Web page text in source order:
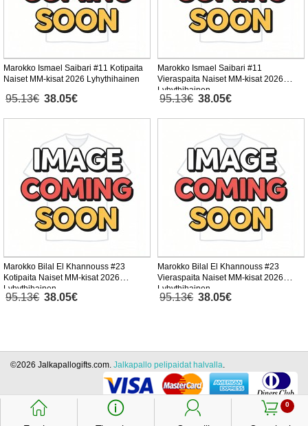
Marokko Ismael Saibari #11 Kotipaita
Naiset MM-kisat 2026 Lyhythihainen
95.13€ 38.05€
Marokko Ismael Saibari #11
Vieraspaita Naiset MM-kisat 2026
Lyhythihainen
95.13€ 38.05€
Marokko Bilal El Khannouss #23
Kotipaita Naiset MM-kisat 2026
Lyhythihainen
95.13€ 38.05€
Marokko Bilal El Khannouss #23
Vieraspaita Naiset MM-kisat 2026
Lyhythihainen
95.13€ 38.05€
󰃱 󰈢 󰃳 0
󰃦
©2026 Jalkapallogifts.com. Jalkapallo pelipaidat halvalla.